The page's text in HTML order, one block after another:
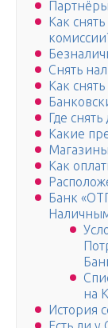
Как
Снять
Как
Где
Какие
Как
Банк
на
История